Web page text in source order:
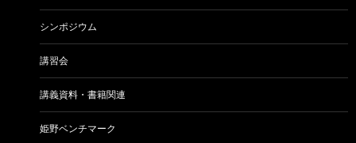
シンポジウム
講習会
講義資料・書籍関連
姫野ベンチマーク